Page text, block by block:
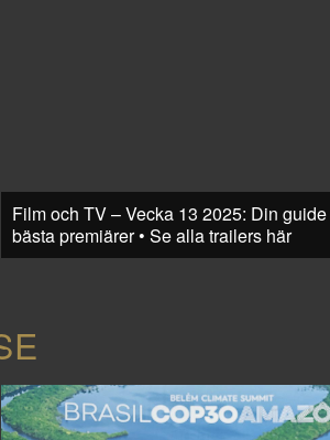
Film och TV – Vecka 13 2025: Din
bästa premiärer • Se alla trailers här